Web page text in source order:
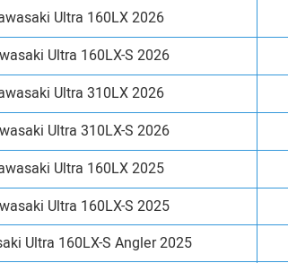
Ultra 160LX 2026
Ultra 160LX-S 2026
Ultra 310LX 2026
Ultra 310LX-S 2026
Ultra 160LX 2025
Ultra 160LX-S 2025
Ultra 160LX-S Angler 2025